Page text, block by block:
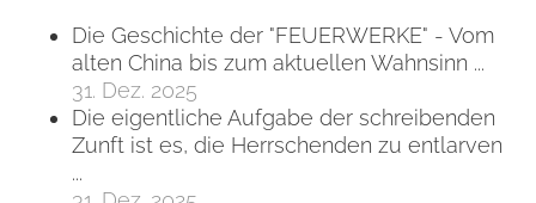
Die Geschichte der "FEUERWERKE" - Vom
alten China bis zum aktuellen Wahnsinn ...
31. Dez. 2025
Die eigentliche Aufgabe der schreibenden
Zunft ist es, die Herrschenden zu entlarven
...